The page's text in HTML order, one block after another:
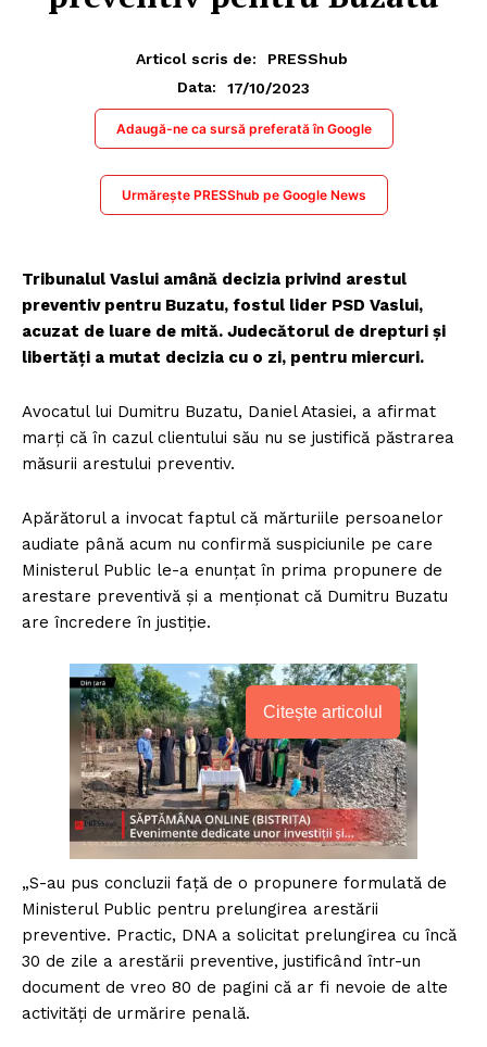
Articol scris de:
PRESShub
Data:
17/10/2023
Adaugă-ne ca sursă preferată în Google
Urmărește PRESShub pe Google News
Tribunalul Vaslui amână decizia privind arestul
preventiv pentru Buzatu, fostul lider PSD Vaslui,
acuzat de luare de mită. Judecătorul de drepturi şi
libertăţi a mutat decizia cu o zi, pentru miercuri.
Avocatul lui Dumitru Buzatu, Daniel Atasiei, a afirmat
marţi că în cazul clientului său nu se justifică păstrarea
măsurii arestului preventiv.
Apărătorul a invocat faptul că mărturiile persoanelor
audiate până acum nu confirmă suspiciunile pe care
Ministerul Public le-a enunţat în prima propunere de
arestare preventivă şi a menţionat că Dumitru Buzatu
are încredere în justiţie.
Citește articolul
„S-au pus concluzii faţă de o propunere formulată de
Ministerul Public pentru prelungirea arestării
preventive. Practic, DNA a solicitat prelungirea cu încă
30 de zile a arestării preventive, justificând într-un
document de vreo 80 de pagini că ar fi nevoie de alte
activităţi de urmărire penală.